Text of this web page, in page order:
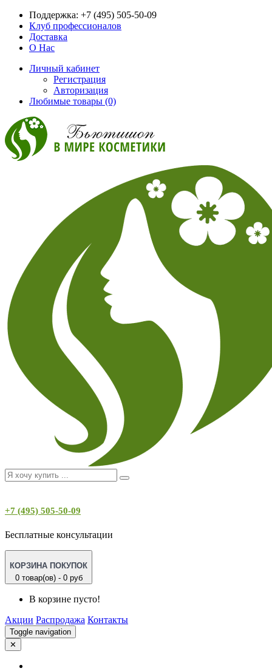
Поддержка: +7 (495) 505-50-09
Клуб профессионалов
Доставка
О Нас
Личный кабинет
Регистрация
Авторизация
Любимые товары (0)
+7 (495) 505-50-09
Бесплатные консультации
КОРЗИНА ПОКУПОК
0 товар(ов) - 0 руб
В корзине пусто!
Акции Распродажа Контакты
Toggle navigation
✕